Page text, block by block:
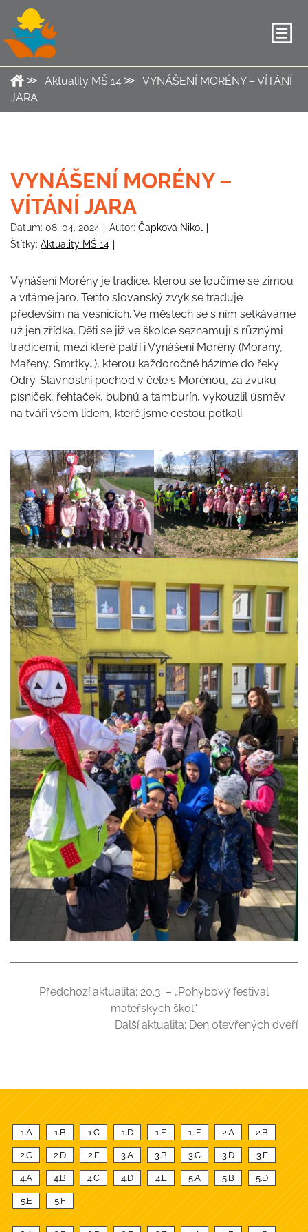
Aktuality MŠ 14
VYNÁŠENÍ MORÉNY – VÍTÁNÍ
JARA
VYNÁŠENÍ MORÉNY –
VÍTÁNÍ JARA
Datum: 08. 04. 2024 Autor: Čapková Nikol
Štítky: Aktuality MŠ 14
Vynášení Morény je tradice, kterou se loučíme se zimou
a vítáme jaro. Tento slovanský zvyk se traduje
především na vesnicích. Ve městech se s ním setkáváme
už jen zřídka. Děti se již ve školce seznamují s různými
tradicemi, mezi které patří i Vynášení Morény (Morany,
Mařeny, Smrtky…), kterou každoročně házíme do řeky
Odry. Slavnostní pochod v čele s Morénou, za zvuku
písniček, řehtaček, bubnů a tamburín, vykouzlil úsměv
na tváři všem lidem, které jsme cestou potkali.
Předchozí aktualita: 20.3. – „Pohybový festival
mateřských škol“
Další aktualita: Den otevřených dveří
1.A 1.B 1.C 1.D 1.E 1. F 2.A 2.B
2.C 2.D 2.E 3.A 3.B 3.C 3.D 3.E
4.A 4.B 4.C 4.D 4.E 5.A 5.B 5.D
5.E 5.F